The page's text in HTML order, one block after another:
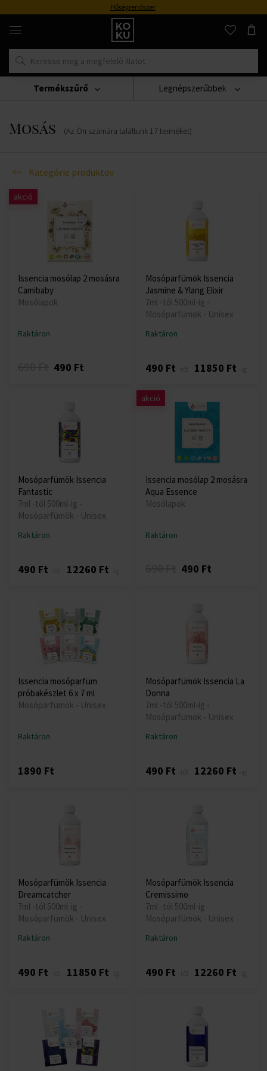
Hűségrendszer
Eredeti
parfümök
órák
egy
Mosás
Mosás (Az Ön számára találtunk 17terméket)
Legnépszerűbbek
Kategórie produktov
Termékszűrő
akció
Issencia mosólap 2 mosásra
Camibaby
Mosólapok
Raktáron
490 Ft
Mosóparfümök Issencia
Jasmine & Ylang Elixir
7ml -tól 500ml-ig -
Mosóparfümök - Unisex
Raktáron
490 Ft 11850 Ft
Mosóparfümök Issencia
Fantastic
7ml -tól 500ml-ig -
Mosóparfümök - Unisex
Raktáron
490 Ft 12260 Ft
akció
Issencia mosólap 2 mosásra
Aqua Essence
Mosólapok
Raktáron
490 Ft
Issencia mosóparfüm
próbakészlet 6 x 7 ml
Mosóparfümök - Unisex
Raktáron
1890 Ft
Mosóparfümök Issencia La
Donna
7ml -tól 500ml-ig -
Mosóparfümök - Unisex
Raktáron
490 Ft 12260 Ft
Mosóparfümök Issencia
Dreamcatcher
7ml -tól 500ml-ig -
Mosóparfümök - Unisex
Raktáron
490 Ft 11850 Ft
Mosóparfümök Issencia
Cremissimo
7ml -tól 500ml-ig -
Mosóparfümök - Unisex
Raktáron
490 Ft 12260 Ft